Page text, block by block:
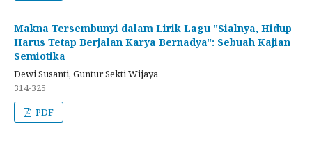
Makna Tersembunyi dalam Lirik Lagu "Sialnya, Hidup
Harus Tetap Berjalan Karya Bernadya": Sebuah Kajian
Semiotika
Dewi Susanti, Guntur Sekti Wijaya
314-325
PDF